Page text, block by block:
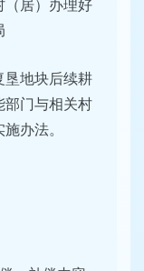
（居）办理好
垦地块后续耕
部门与相关村
办法。